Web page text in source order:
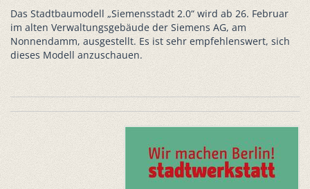
Das Stadtbaumodell „Siemensstadt 2.0“ wird ab 26. Februar
im alten Verwaltungsgebäude der Siemens AG, am
Nonnendamm, ausgestellt. Es ist sehr empfehlenswert, sich
dieses Modell anzuschauen.